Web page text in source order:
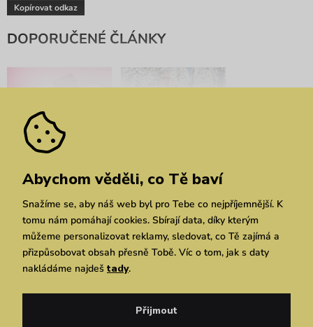
Kopírovat odkaz
DOPORUČENÉ ČLÁNKY
Psychologie barev: Co o
Tobě řeknou na první
Předsevzetí pro rok
2023: hýčkej svou
Abychom věděli, co Tě baví
Snažíme se, aby náš web byl pro Tebe co nejpříjemnější. K
tomu nám pomáhají cookies. Sbírají data, díky kterým
můžeme personalizovat reklamy, sledovat, co Tě zajímá a
přizpůsobovat obsah přesně Tobě. Víc o tom, jak s daty
nakládáme najdeš tady.
Přijmout